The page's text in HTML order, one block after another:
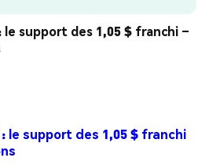
le support des 1,05 $ franchi –
le support des 1,05 $ franchi